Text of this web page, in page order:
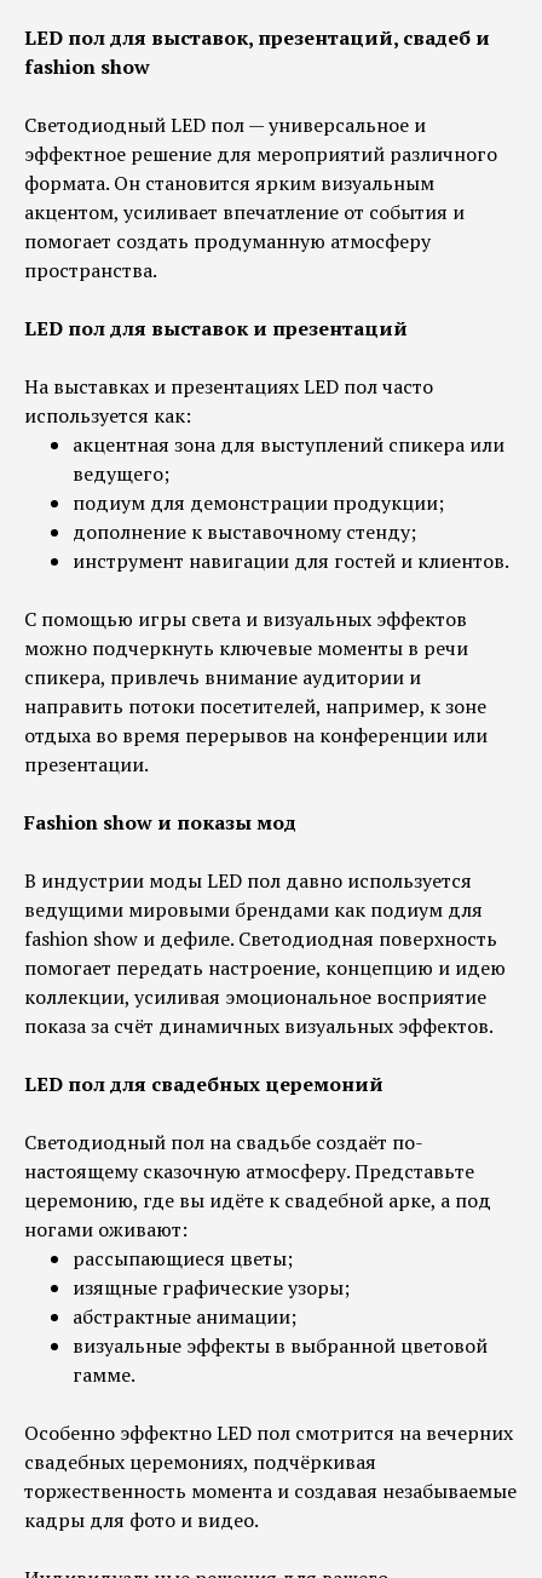
LED пол для выставок, презентаций, свадеб и
fashion show
Светодиодный LED пол — универсальное и
эффектное решение для мероприятий различного
формата. Он становится ярким визуальным
акцентом, усиливает впечатление от события и
помогает создать продуманную атмосферу
пространства.
LED пол для выставок и презентаций
На выставках и презентациях LED пол часто
используется как:
акцентная зона для выступлений спикера или
ведущего;
подиум для демонстрации продукции;
дополнение к выставочному стенду;
инструмент навигации для гостей и клиентов.
С помощью игры света и визуальных эффектов
можно подчеркнуть ключевые моменты в речи
спикера, привлечь внимание аудитории и
направить потоки посетителей, например, к зоне
отдыха во время перерывов на конференции или
презентации.
Fashion show и показы мод
В индустрии моды LED пол давно используется
ведущими мировыми брендами как подиум для
fashion show и дефиле. Светодиодная поверхность
помогает передать настроение, концепцию и идею
коллекции, усиливая эмоциональное восприятие
показа за счёт динамичных визуальных эффектов.
LED пол для свадебных церемоний
Светодиодный пол на свадьбе создаёт по-
настоящему сказочную атмосферу. Представьте
церемонию, где вы идёте к свадебной арке, а под
ногами оживают:
рассыпающиеся цветы;
изящные графические узоры;
абстрактные анимации;
визуальные эффекты в выбранной цветовой
гамме.
Особенно эффектно LED пол смотрится на вечерних
свадебных церемониях, подчёркивая
торжественность момента и создавая незабываемые
кадры для фото и видео.